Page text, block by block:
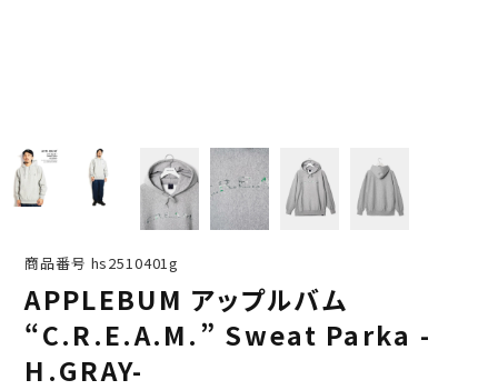
商品番号 hs2510401g
APPLEBUM アップルバム
“C.R.E.A.M.” Sweat Parka -
H.GRAY-